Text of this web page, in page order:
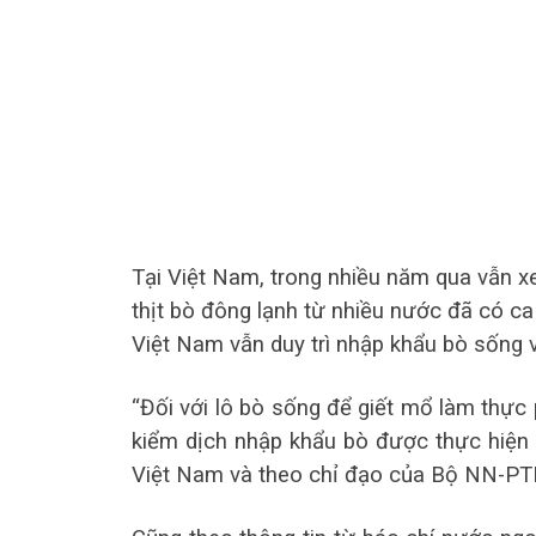
Tại Việt Nam, trong nhiều năm qua vẫn
thịt bò đông lạnh từ nhiều nước đã có ca
Việt Nam vẫn duy trì nhập khẩu bò sống
“Đối với lô bò sống để giết mổ làm
kiểm dịch nhập khẩu bò được thực
Việt Nam và theo chỉ đạo của Bộ NN-